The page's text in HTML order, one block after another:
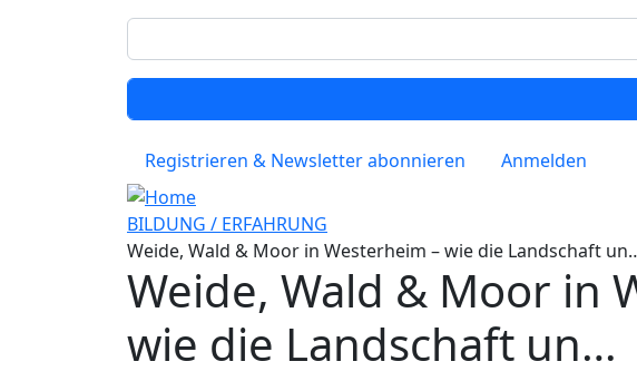
Registrieren & Newsletter abonnieren Anmelden
BILDUNG / ERFAHRUNG
Weide, Wald & Moor in Westerheim – wie die Landschaft
Weide, Wald & Moor in
wie die Landschaft un…